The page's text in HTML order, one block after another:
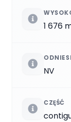
1 676
NV
CZĘŚĆ